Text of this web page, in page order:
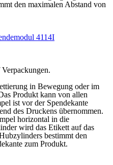
den maximalen Abstand von
in Bewegung oder im
Produkt kann von allen
ist vor der Spendekante
des Druckens übernommen.
horizontal in die
wird das Etikett auf das
bestimmt den
zum Produkt.